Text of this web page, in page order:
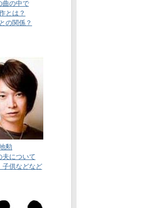
曲の中で
とは？
の関係？
勲
夫について
子供などなど